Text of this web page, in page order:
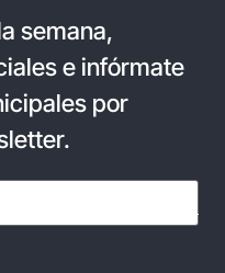
semana,
e infórmate
por